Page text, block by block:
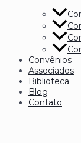
Convênios
Associados
Biblioteca
Blog
Contato